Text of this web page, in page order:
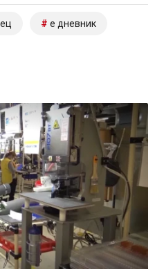
е дневник